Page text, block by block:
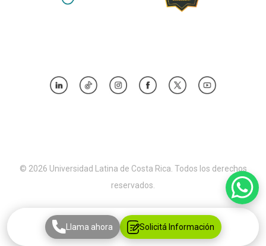
Solicitá Información
Llama ahora
© 2026 Universidad Latina de Costa Rica. Todos los derechos
reservados.